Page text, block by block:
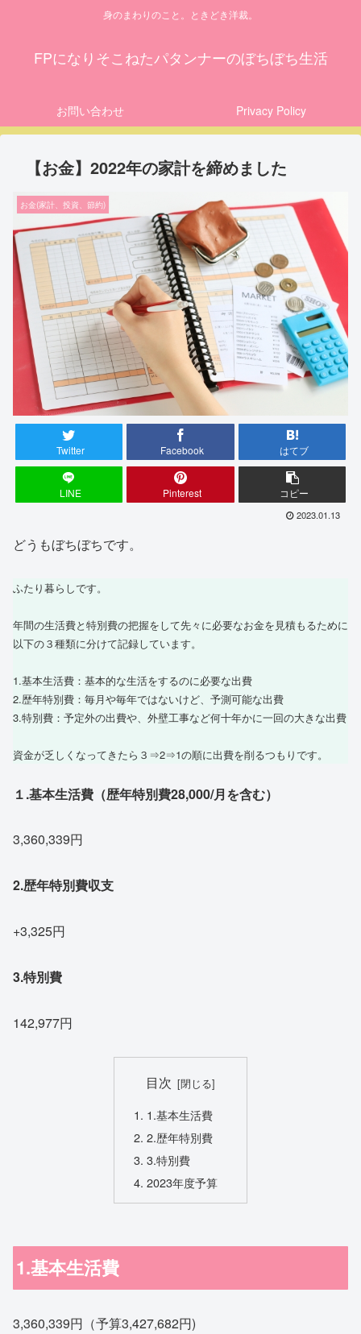
身のまわりのこと。ときどき洋裁。
FPになりそこねたパタンナーのぼちぼち生活
お問い合わせ Privacy Policy
【お金】2022年の家計を締めました
お金(家計、投資、節約)
Twitter Facebook はてブ
LINE Pinterest コピー
2023.01.13
どうもぼちぼちです。
ふたり暮らしです。
年間の生活費と特別費の把握をして先々に必要なお金を見積もるために
以下の３種類に分けて記録しています。
1.基本生活費：基本的な生活をするのに必要な出費
2.歴年特別費：毎月や毎年ではないけど、予測可能な出費
3.特別費：予定外の出費や、外壁工事など何十年かに一回の大きな出費
資金が乏しくなってきたら３⇒2⇒1の順に出費を削るつもりです。
１.基本生活費（歴年特別費28,000/月を含む）
3,360,339円
2.歴年特別費収支
+3,325円
3.特別費
142,977円
目次
1.基本生活費
2.歴年特別費
3.特別費
2023年度予算
1.基本生活費
3,360,339円（予算3,427,682円)